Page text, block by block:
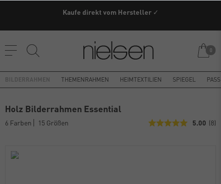
Kaufe direkt vom Hersteller ✓
0
THEMENRAHMEN HEIMTEXTILIEN SPIEGEL
Holz Bilderrahmen Essential
6 Farben 15 Größen 5.00 (8)